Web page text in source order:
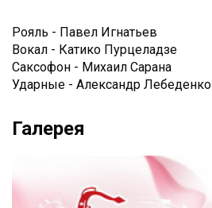
Рояль - Павел Игнатьев
Вокал - Катико Пурцеладзе
Саксофон - Михаил Сарана
Ударные - Александр Лебеденко
Галерея